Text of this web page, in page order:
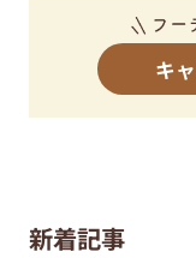
キ
新着記事